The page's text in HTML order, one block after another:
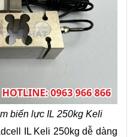
biến lực IL 250kg Keli
IL Keli 250kg dễ dàng